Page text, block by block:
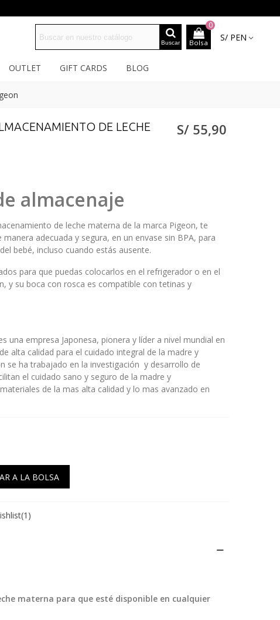
Buscar Bolsa
0
S/ PEN
OUTLET GIFT CARDS BLOG
DE LECHE
S/ 55,90
almacenaje
de leche materna de la marca Pigeon, te
adecuada y segura, en un envase sin BPA, para
bebé, incluso cuando estás ausente.
para que puedas colocarlos en el refrigerador o en el
y su boca con rosca es compatible con tetinas y
una empresa Japonesa, pionera y líder a nivel mundial en
alta calidad para el cuidado integral de la madre y
se ha trabajado en la investigación y desarrollo de
el cuidado sano y seguro de la madre y
de la mas alta calidad y lo mas avanzado en
A LA BOLSA
(1 )
materna para que esté disponible en cualquier